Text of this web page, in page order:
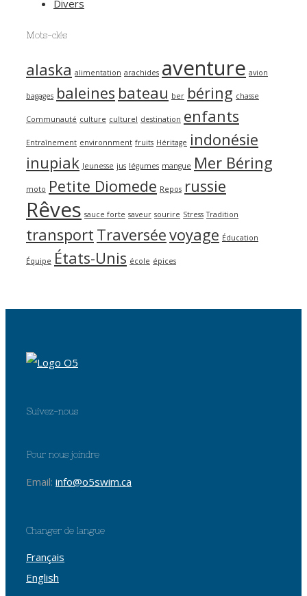
Divers
Mots-clés
alaska alimentation arachides aventure avion
bagages baleines bateau ber béring chasse
Communauté culture culturel destination enfants
Entraînement environnment fruits Héritage indonésie
inupiak Jeunesse jus légumes mangue Mer Béring
moto Petite Diomede Repos russie
Rêves sauce forte saveur sourire Stress Tradition
transport Traverséevoyage Éducation
Équipe États-Unis école épices
Suivez-nous
Pour nous joindre
Email: info@o5swim.ca
Changer de langue
Français
English